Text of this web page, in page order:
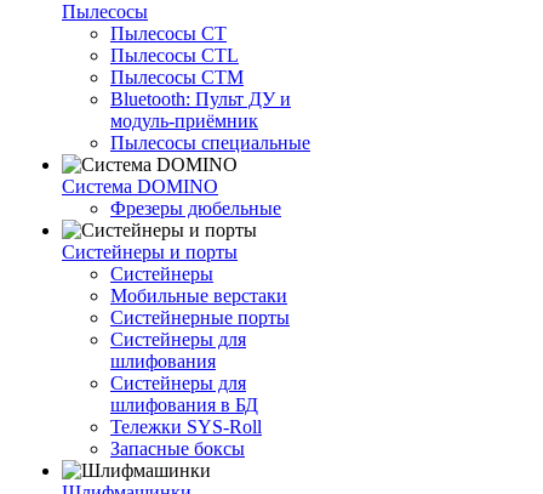
Пылесосы
Пылесосы CT
Пылесосы CTL
Пылесосы CTM
Bluetooth: Пульт ДУ и
модуль-приёмник
Пылесосы специальные
Система DOMINO
Фрезеры дюбельные
Систейнеры и порты
Систейнеры
Мобильные верстаки
Систейнерные порты
Систейнеры для
шлифования
Систейнеры для
шлифования в БД
Тележки SYS-Roll
Запасные боксы